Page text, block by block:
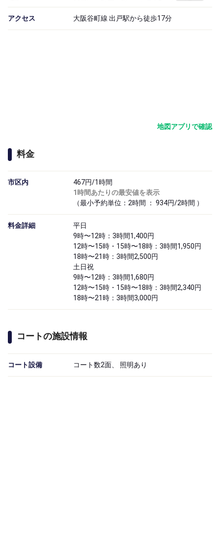
アクセス 大阪谷町線 出戸駅から徒歩17分
地図アプリで確認
料金
市区内
467円/1時間
1時間あたりの最安値を表示
（最小予約単位：2時間 ： 934円/2時間 ）
料金詳細
平日
9時〜12時：3時間1,400円
12時〜15時・15時〜18時：3時間1,950円
18時〜21時：3時間2,500円
土日祝
9時〜12時：3時間1,680円
12時〜15時・15時〜18時：3時間2,340円
18時〜21時：3時間3,000円
コートの施設情報
コート設備 コート数2面、 照明あり